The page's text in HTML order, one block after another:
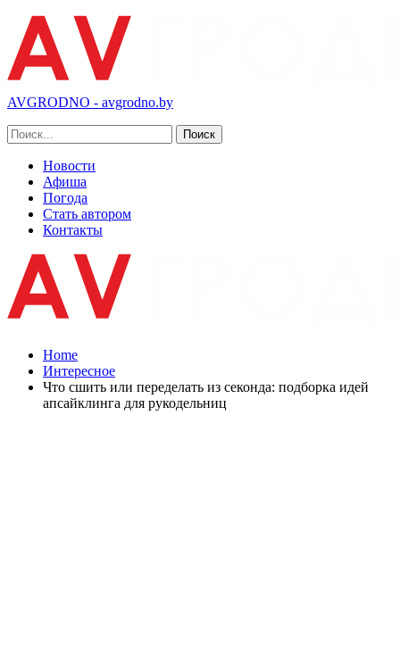
AVGRODNO - avgrodno.by
Новости
Афиша
Погода
Стать автором
Контакты
Home
Интересное
Что сшить или переделать из секонда: подборка идей
апсайклинга для рукодельниц